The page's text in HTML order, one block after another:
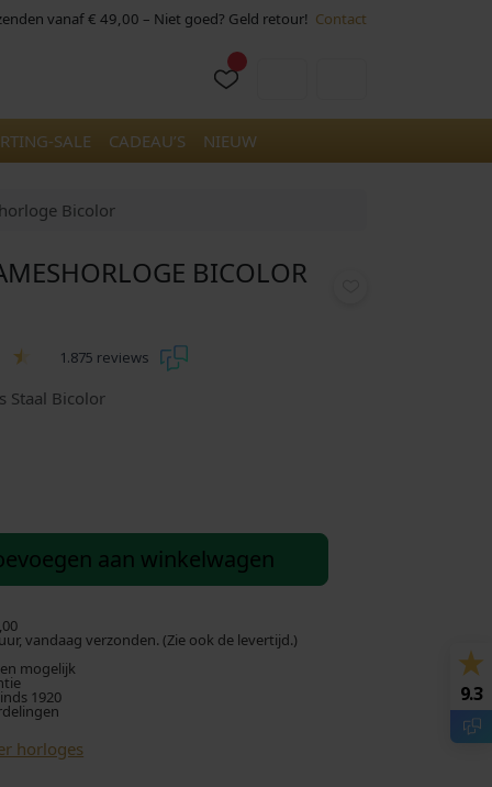
vanaf € 49,00 – Niet goed? Geld retour! Contact
SALE CADEAU’S NIEUW
Bicolor
BICOLOR
1.875 reviews
Staal Bicolor
aan winkelwagen
vandaag verzonden. (Zie ook de levertijd.)
mogelijk
1920
horloges
9.3